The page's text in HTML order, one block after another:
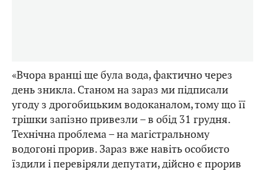
«Вчора вранці ще була вода, фактично через
день зникла. Станом на зараз ми підписали
угоду з дрогобицьким водоканалом, тому що її
трішки запізно привезли – в обід 31 грудня.
Технічна проблема – на магістральному
водогоні прорив. Зараз вже навіть особисто
їздили і перевіряли депутати, дійсно є прорив